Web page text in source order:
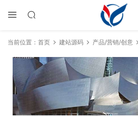
当前位置： 首页 建站源码 产品/营销/创意